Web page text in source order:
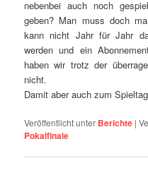
nebenbei auch noch
geben? Man muss doch
kann nicht Jahr für Jahr
werden und ein
haben wir trotz der
nicht.
Damit aber auch zum
Veröffentlicht unter Berichte |
Pokalfinale